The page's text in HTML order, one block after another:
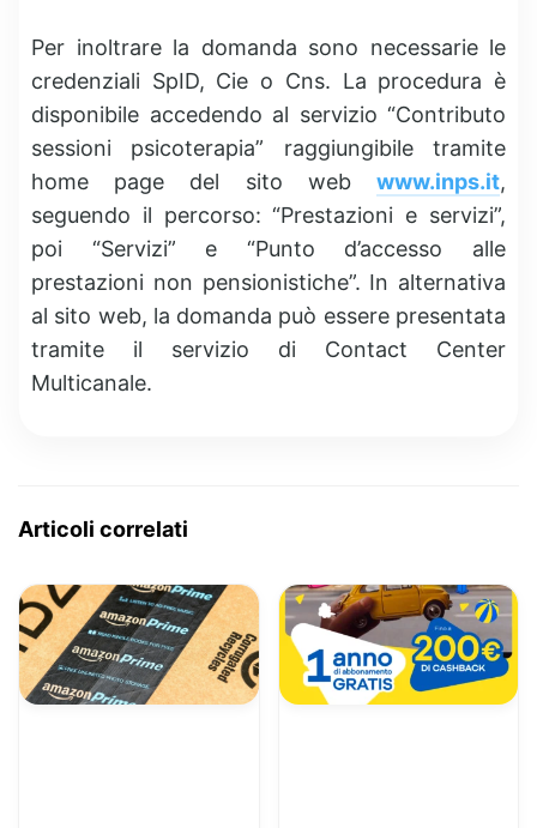
Per inoltrare la domanda sono necessarie le
credenziali SpID, Cie o Cns. La procedura è
disponibile accedendo al servizio “Contributo
sessioni psicoterapia” raggiungibile tramite
home page del sito web www.inps.it,
seguendo il percorso: “Prestazioni e servizi”,
poi “Servizi” e “Punto d’accesso alle
prestazioni non pensionistiche”. In alternativa
al sito web, la domanda può essere presentata
tramite il servizio di Contact Center
Multicanale.
Articoli correlati